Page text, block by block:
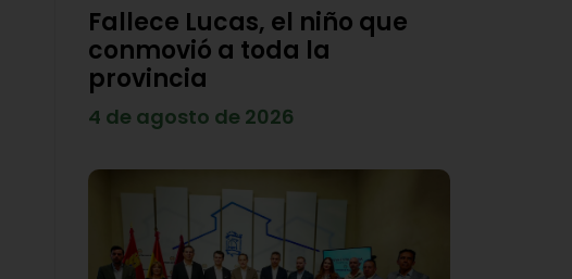
Fallece Lucas, el niño que
conmovió a toda la
provincia
4 de agosto de 2026